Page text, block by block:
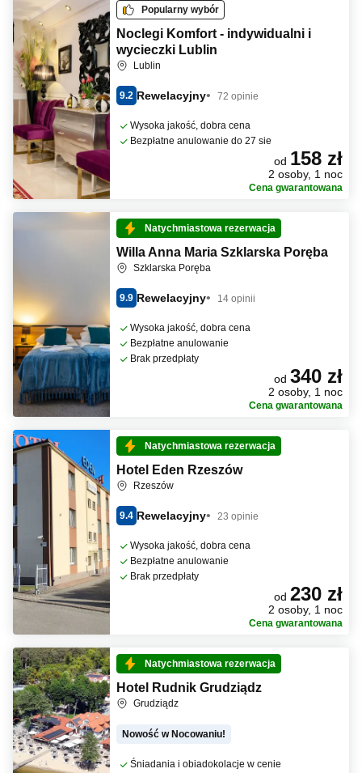
Popularny wybór
Noclegi Komfort - indywidualni i
wycieczki Lublin
Lublin
9.2 Rewelacyjny 72 opinie
Wysoka jakość, dobra cena
Bezpłatne anulowanie do 27 sie
od 158 zł
2 osoby, 1 noc
Cena gwarantowana
Natychmiastowa rezerwacja
Willa Anna Maria Szklarska Poręba
Szklarska Poręba
9.9 Rewelacyjny 14 opinii
Wysoka jakość, dobra cena
Bezpłatne anulowanie
Brak przedpłaty
od 340 zł
2 osoby, 1 noc
Cena gwarantowana
Natychmiastowa rezerwacja
Hotel Eden Rzeszów
Rzeszów
9.4 Rewelacyjny 23 opinie
Wysoka jakość, dobra cena
Bezpłatne anulowanie
Brak przedpłaty
od 230 zł
2 osoby, 1 noc
Cena gwarantowana
Natychmiastowa rezerwacja
Hotel Rudnik Grudziądz
Grudziądz
Nowość w Nocowaniu!
Śniadania i obiadokolacje w cenie